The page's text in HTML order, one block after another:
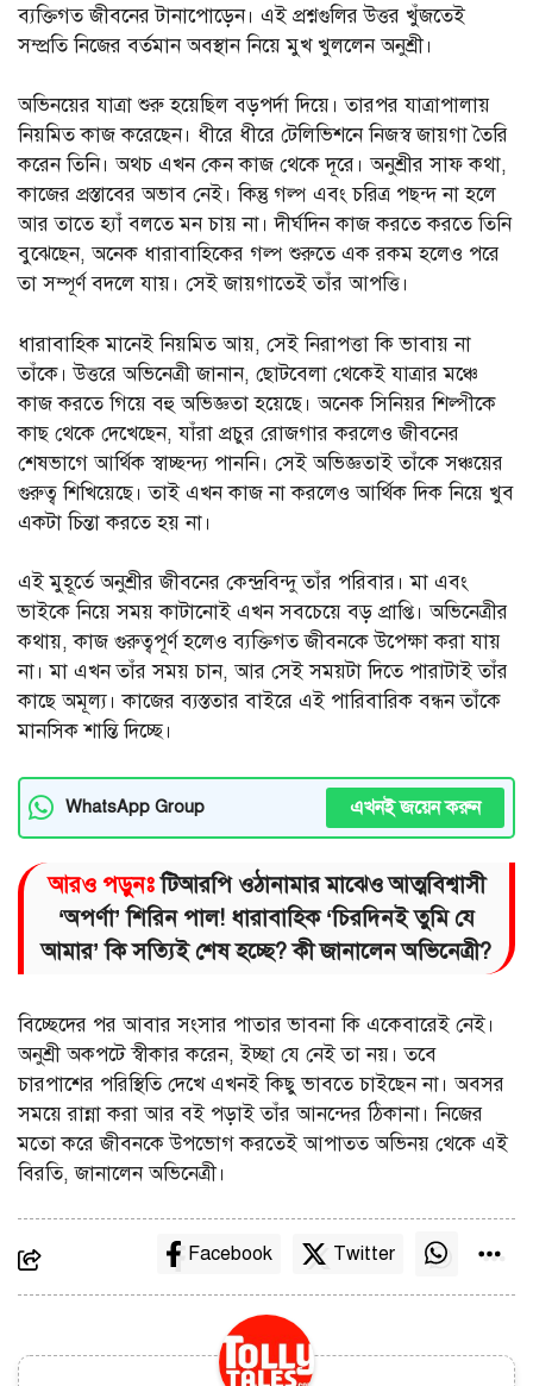
ব্যক্তিগত জীবনের টানাপোড়েন। এই প্রশ্নগুলির উত্তর খুঁজতেই
সম্প্রতি নিজের বর্তমান অবস্থান নিয়ে মুখ খুললেন অনুশ্রী।
অভিনয়ের যাত্রা শুরু হয়েছিল বড়পর্দা দিয়ে। তারপর যাত্রাপালায়
নিয়মিত কাজ করেছেন। ধীরে ধীরে টেলিভিশনে নিজস্ব জায়গা তৈরি
করেন তিনি। অথচ এখন কেন কাজ থেকে দূরে। অনুশ্রীর সাফ কথা,
কাজের প্রস্তাবের অভাব নেই। কিন্তু গল্প এবং চরিত্র পছন্দ না হলে
আর তাতে হ্যাঁ বলতে মন চায় না। দীর্ঘদিন কাজ করতে করতে তিনি
বুঝেছেন, অনেক ধারাবাহিকের গল্প শুরুতে এক রকম হলেও পরে
তা সম্পূর্ণ বদলে যায়। সেই জায়গাতেই তাঁর আপত্তি।
ধারাবাহিক মানেই নিয়মিত আয়, সেই নিরাপত্তা কি ভাবায় না
তাঁকে। উত্তরে অভিনেত্রী জানান, ছোটবেলা থেকেই যাত্রার মঞ্চে
কাজ করতে গিয়ে বহু অভিজ্ঞতা হয়েছে। অনেক সিনিয়র শিল্পীকে
কাছ থেকে দেখেছেন, যাঁরা প্রচুর রোজগার করলেও জীবনের
শেষভাগে আর্থিক স্বাচ্ছন্দ্য পাননি। সেই অভিজ্ঞতাই তাঁকে সঞ্চয়ের
গুরুত্ব শিখিয়েছে। তাই এখন কাজ না করলেও আর্থিক দিক নিয়ে খুব
একটা চিন্তা করতে হয় না।
এই মুহূর্তে অনুশ্রীর জীবনের কেন্দ্রবিন্দু তাঁর পরিবার। মা এবং
ভাইকে নিয়ে সময় কাটানোই এখন সবচেয়ে বড় প্রাপ্তি। অভিনেত্রীর
কথায়, কাজ গুরুত্বপূর্ণ হলেও ব্যক্তিগত জীবনকে উপেক্ষা করা যায়
না। মা এখন তাঁর সময় চান, আর সেই সময়টা দিতে পারাটাই তাঁর
কাছে অমূল্য। কাজের ব্যস্ততার বাইরে এই পারিবারিক বন্ধন তাঁকে
মানসিক শান্তি দিচ্ছে।
WhatsApp Group এখনই জয়েন করুন
আরও পড়ুনঃটিআরপি ওঠানামার মাঝেও আত্মবিশ্বাসী
‘অপর্ণা’ শিরিন পাল! ধারাবাহিক ‘চিরদিনই তুমি যে
আমার’ কি সত্যিই শেষ হচ্ছে? কী জানালেন অভিনেত্রী?
বিচ্ছেদের পর আবার সংসার পাতার ভাবনা কি একেবারেই নেই।
অনুশ্রী অকপটে স্বীকার করেন, ইচ্ছা যে নেই তা নয়। তবে
চারপাশের পরিস্থিতি দেখে এখনই কিছু ভাবতে চাইছেন না। অবসর
সময়ে রান্না করা আর বই পড়াই তাঁর আনন্দের ঠিকানা। নিজের
মতো করে জীবনকে উপভোগ করতেই আপাতত অভিনয় থেকে এই
বিরতি, জানালেন অভিনেত্রী।
Facebook Twitter